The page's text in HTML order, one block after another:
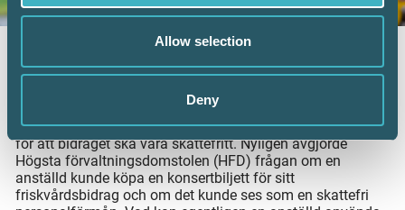
Allow selection
Deny
Arbetsgivare kan erbjuda sina anställda ett
friskvårdsbidrag, men det finns några saker att tänka på
för att bidraget ska vara skattefritt. Nyligen avgjorde
Högsta förvaltningsdomstolen (HFD) frågan om en
anställd kunde köpa en konsertbiljett för sitt
friskvårdsbidrag och om det kunde ses som en skattefri